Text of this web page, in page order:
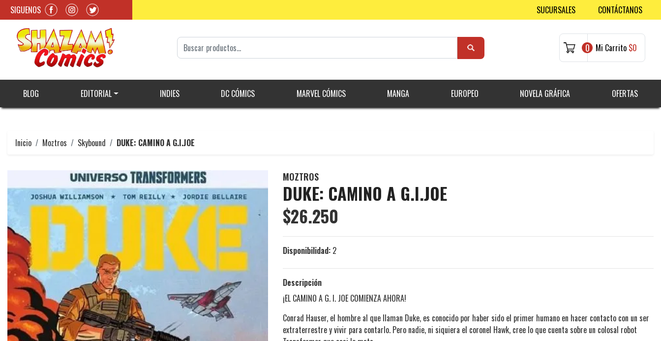
SIGUENOS SUCURSALES CONTÁCTANOS
0 Mi Carrito $0
BLOG EDITORIAL INDIES DC CÓMICS MARVEL CÓMICS MANGA EUROPEO NOVELA GRÁFICA OFERTAS
Inicio Moztros Skybound DUKE: CAMINO A G.I.JOE
MOZTROS
DUKE: CAMINO A G.I.JOE
$26.250
Disponibilidad: 2
Descripción
¡EL CAMINO A G. I. JOE COMIENZA AHORA!
Conrad Hauser, el hombre al que llaman Duke, es conocido por haber sido el primer humano en hacer contacto con un ser
extraterrestre y vivir para contarlo. Pero nadie, ni siquiera el coronel Hawk, cree lo que cuenta sobre un colosal robot